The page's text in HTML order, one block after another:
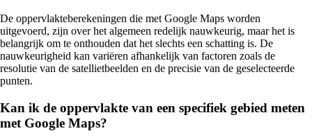
De oppervlakteberekeningen die met Google Maps worden
uitgevoerd, zijn over het algemeen redelijk nauwkeurig, maar het is
belangrijk om te onthouden dat het slechts een schatting is. De
nauwkeurigheid kan variëren afhankelijk van factoren zoals de
resolutie van de satellietbeelden en de precisie van de geselecteerde
punten.
Kan ik de oppervlakte van een specifiek gebied meten
met Google Maps?